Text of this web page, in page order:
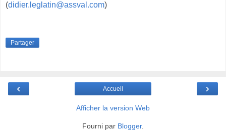
(didier.leglatin@assval.com)
Partager
‹ ›
Accueil
Afficher la version Web
Fourni par Blogger.